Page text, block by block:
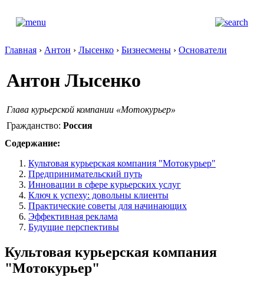
Главная › Антон › Лысенко › Бизнесмены › Основатели
Антон Лысенко
Глава курьерской компании «Мотокурьер»
Гражданство: Россия
Содержание:
Культовая курьерская компания "Мотокурьер"
Предпринимательский путь
Инновации в сфере курьерских услуг
Ключ к успеху: довольны клиенты
Практические советы для начинающих
Эффективная реклама
Будущие перспективы
Культовая курьерская компания
"Мотокурьер"